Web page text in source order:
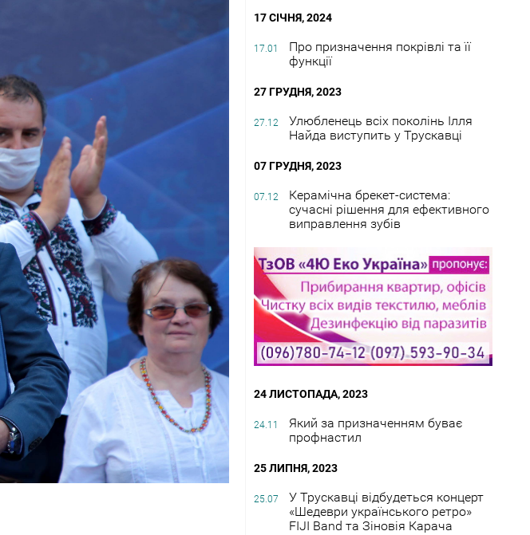
17 СІЧНЯ, 2024
17.01
Про призначення покрівлі та її
функції
27 ГРУДНЯ, 2023
27.12
Улюбленець всіх поколінь Ілля
Найда виступить у Трускавці
07 ГРУДНЯ, 2023
07.12
Керамічна брекет-система:
сучасні рішення для ефективного
виправлення зубів
24 ЛИСТОПАДА, 2023
24.11
Який за призначенням буває
профнастил
25 ЛИПНЯ, 2023
25.07
У Трускавці відбудеться концерт
«Шедеври українського ретро»
FIJI Band та Зіновія Карача